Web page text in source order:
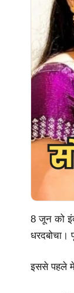
8 जून को
धरदबोचा।
इससे पहले